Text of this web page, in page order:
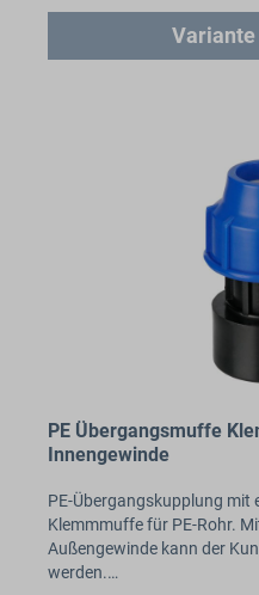
Variante
PE Übergangsmuffe
Innengewinde
PE-Übergangskupplung mit
Klemmmuffe für PE-Rohr.
Außengewinde kann der
werden.…